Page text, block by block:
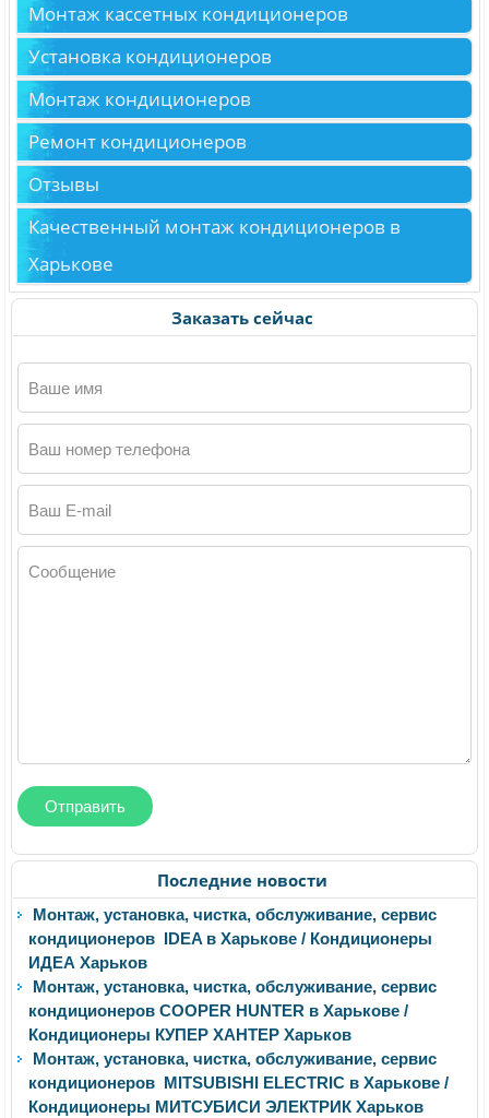
Монтаж кассетных кондиционеров
Установка кондиционеров
Монтаж кондиционеров
Ремонт кондиционеров
Отзывы
Качественный монтаж кондиционеров в
Харькове
Заказать сейчас
Ваше имя
Ваш номер телефона
Ваш E-mail
Сообщение
Последние новости
Монтаж, установка, чистка, обслуживание, сервис
кондиционеров IDEA в Харькове / Кондиционеры
ИДЕА Харьков
Монтаж, установка, чистка, обслуживание, сервис
кондиционеров COOPER HUNTER в Харькове /
Кондиционеры КУПЕР ХАНТЕР Харьков
Монтаж, установка, чистка, обслуживание, сервис
кондиционеров MITSUBISHI ELECTRIC в Харькове /
Кондиционеры МИТСУБИСИ ЭЛЕКТРИК Харьков